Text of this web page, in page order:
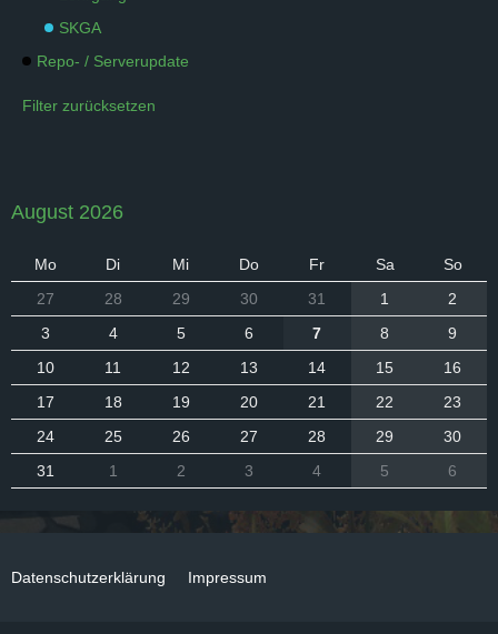
SKGA
Repo- / Serverupdate
Filter zurücksetzen
August 2026
Mo Di Mi Do Fr Sa
So
27
28 29 30 31 1
2
3
4 5 6 7 8
9
10
11 12 13 14 15
16
17
18 19 20 21 22
23
24
25 26 27 28 29
30
31
1 2 3 4 5 6
Datenschutzerklärung Impressum